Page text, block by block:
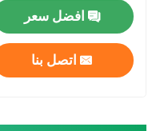
افضل سعر
اتصل بنا